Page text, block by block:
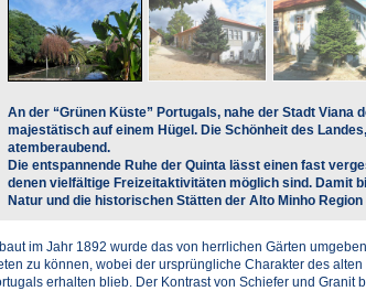
An der “Grünen Küste” Portugals, nahe der Stadt Viana
majestätisch auf einem Hügel. Die Schönheit des
atemberaubend.
Die entspannende Ruhe der Quinta lässt einen fast
denen vielfältige Freizeitaktivitäten möglich sind. Damit
Natur und die historischen Stätten der Alto Minho
im Jahr 1892 wurde das von herrlichen Gärten
zu können, wobei der ursprüngliche Charakter des
erhalten blieb. Der Kontrast von Schiefer und Granit